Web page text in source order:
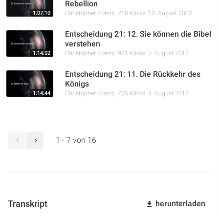
1:07:10
Rebellion
Christopher Kramp 718 Klicks 10. August 2012
1:14:02
Entscheidung 21: 12. Sie können die Bibel
verstehen
Christopher Kramp 931 Klicks 3. August 2012
1:14:44
Entscheidung 21: 11. Die Rückkehr des
Königs
Christopher Kramp 725 Klicks 3. August 2012
1 - 7 von 16
Transkript herunterladen